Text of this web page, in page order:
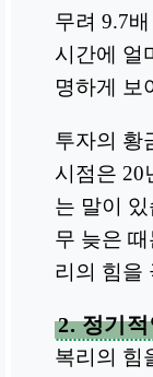
무려 9.7
시간에 얼
명하게 보
투자의 황
시점은 20
는 말이
무 늦은
리의 힘을
2. 정기
복리의 힘